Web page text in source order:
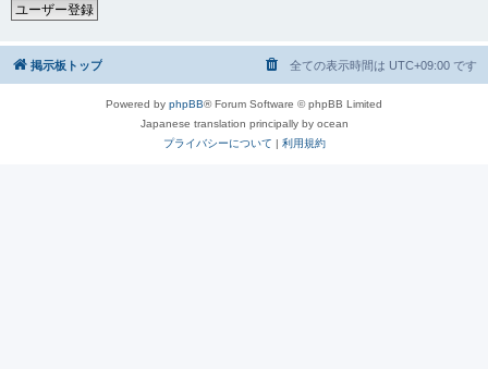
ユーザー登録
掲示板トップ 全ての表示時間は UTC+09:00 です
Powered by phpBB® Forum Software © phpBB Limited
Japanese translation principally by ocean
プライバシーについて | 利用規約